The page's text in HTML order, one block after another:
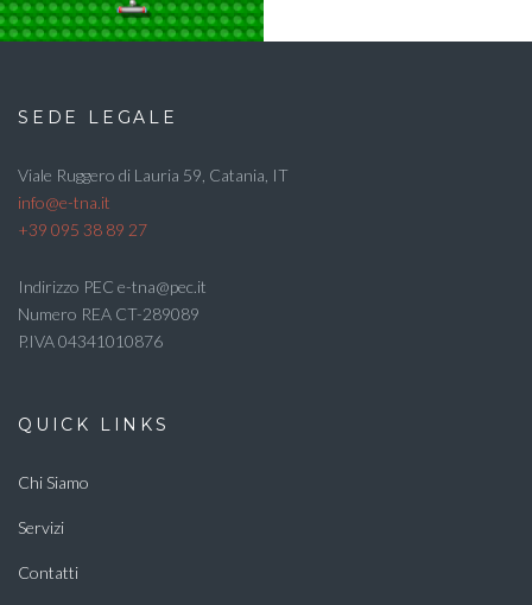
SEDE LEGALE
Viale Ruggero di Lauria 59, Catania, IT
info@e-tna.it
+39 095 38 89 27
Indirizzo PEC e-tna@pec.it
Numero REA CT-289089
P.IVA 04341010876
QUICK LINKS
Chi Siamo
Servizi
Contatti